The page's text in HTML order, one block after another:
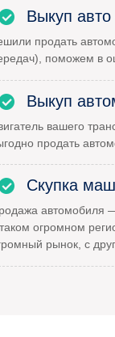
Выкуп
продать
поможем в
Выкуп
вашего
продать
Скупка
автомобиля
огромном
рынок, с